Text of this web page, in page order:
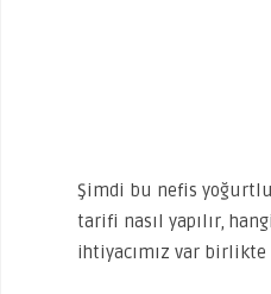
Şimdi bu nefis
tarifi nasıl yapılır,
ihtiyacımız var